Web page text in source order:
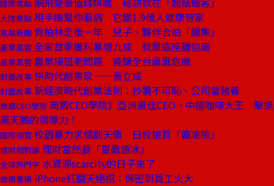
國際焦點
大陸焦點 用手機幫你看病 它變1.9億人健康管家
焦點新聞 齊柏林走後一年 兒子、夥伴合拍「續集」
產業風雲 全家首季獲利暴增九成 就靠這座麵包廠
產業風雲 農業接班老問題 竟釀全台蟲蟲危機
封面故事 快時代創業家——黃立成
封面故事 新經濟時代創業法則：抄襲不可恥、公司當豬養
商周CEO學院 商周CEO學院》亞洲最佳CEO、中國咖啡大王 擊退
黑天鵝的領導力！
國際視窗 校園暴力求償創天價 日校搶買「霸凌險」
理財相對論 理財當然要「夏蟲語冰」
全球熱門字 水資源scarcity的日子來了
商周書摘 iPhone紅翻天絕招：保密到員工火大